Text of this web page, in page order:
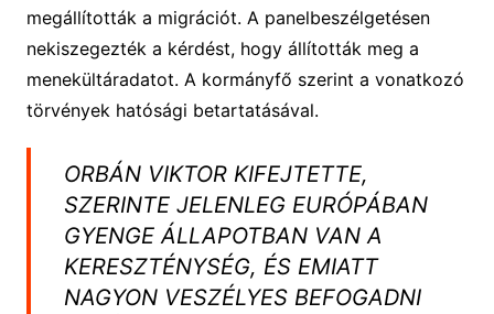
megállították a migrációt. A panelbeszélgetésen
nekiszegezték a kérdést, hogy állították meg a
menekültáradatot. A kormányfő szerint a vonatkozó
törvények hatósági betartatásával.
ORBÁN VIKTOR KIFEJTETTE,
SZERINTE JELENLEG EURÓPÁBAN
GYENGE ÁLLAPOTBAN VAN A
KERESZTÉNYSÉG, ÉS EMIATT
NAGYON VESZÉLYES BEFOGADNI